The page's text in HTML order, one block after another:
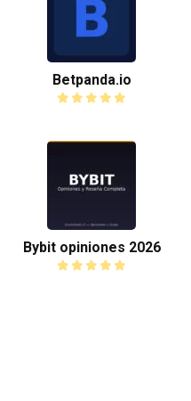
Betpanda.io
Bybit opiniones 2026